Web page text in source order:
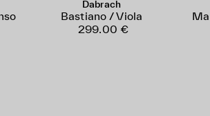
Dabrach
Bastiano / Viola
299.00 €